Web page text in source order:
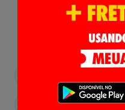
Receba